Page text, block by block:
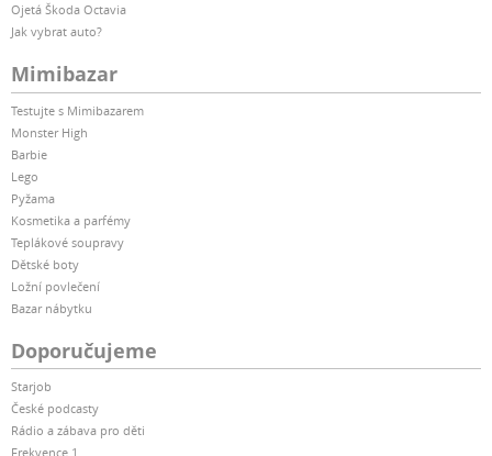
Ojetá Škoda Octavia
Jak vybrat auto?
Mimibazar
Testujte s Mimibazarem
Monster High
Barbie
Lego
Pyžama
Kosmetika a parfémy
Teplákové soupravy
Dětské boty
Ložní povlečení
Bazar nábytku
Doporučujeme
Starjob
České podcasty
Rádio a zábava pro děti
Frekvence 1